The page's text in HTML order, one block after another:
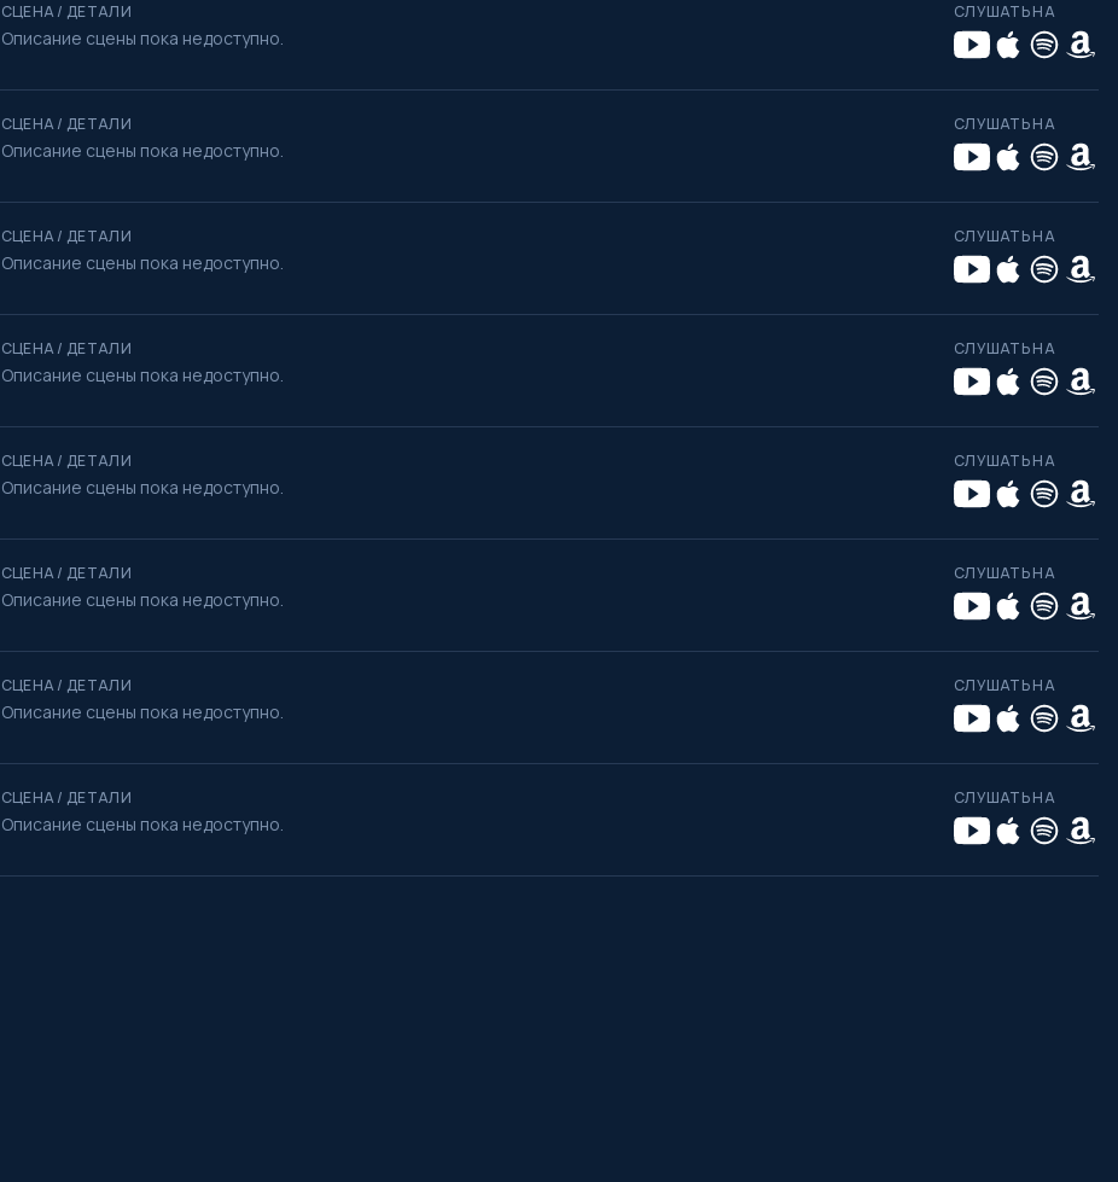
СЦЕНА / ДЕТАЛИ
Описание сцены пока недоступно.
СЛУШАТЬ НА
СЦЕНА / ДЕТАЛИ
Описание сцены пока недоступно.
СЛУШАТЬ НА
СЦЕНА / ДЕТАЛИ
Описание сцены пока недоступно.
СЛУШАТЬ НА
СЦЕНА / ДЕТАЛИ
Описание сцены пока недоступно.
СЛУШАТЬ НА
СЦЕНА / ДЕТАЛИ
Описание сцены пока недоступно.
СЛУШАТЬ НА
СЦЕНА / ДЕТАЛИ
Описание сцены пока недоступно.
СЛУШАТЬ НА
СЦЕНА / ДЕТАЛИ
Описание сцены пока недоступно.
СЛУШАТЬ НА
СЦЕНА / ДЕТАЛИ
Описание сцены пока недоступно.
СЛУШАТЬ НА